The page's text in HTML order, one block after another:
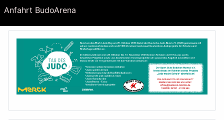
Anfahrt BudoArena